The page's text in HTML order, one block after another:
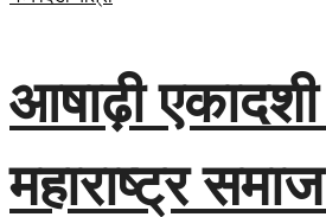
आषाढ़ी
महाराष्ट्र